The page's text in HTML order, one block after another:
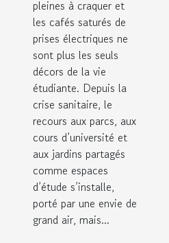
et créativité
pleines à craquer et
les cafés saturés de
prises électriques ne
sont plus les seuls
décors de la vie
étudiante. Depuis la
crise sanitaire, le
recours aux parcs, aux
cours d’université et
aux jardins partagés
comme espaces
d’étude s’installe,
porté par une envie de
grand air, mais...